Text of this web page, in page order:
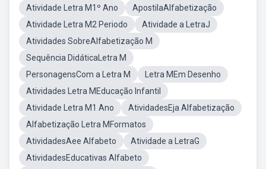
Atividade Letra M1º Ano
ApostilaAlfabetização
Atividade Letra M2 Periodo
Atividade a LetraJ
Atividades SobreAlfabetização M
Sequência DidáticaLetra M
PersonagensCom a Letra M
Letra MEm Desenho
Atividades Letra MEducação Infantil
Atividade Letra M1 Ano
AtividadesEja Alfabetização
Alfabetização Letra MFormatos
AtividadesAee Alfabeto
Atividade a LetraG
AtividadesEducativas Alfabeto